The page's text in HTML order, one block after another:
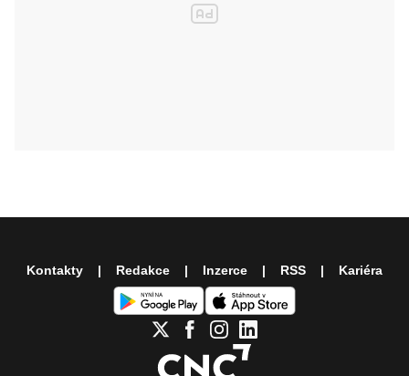
Kontakty Redakce Inzerce RSS Kariéra